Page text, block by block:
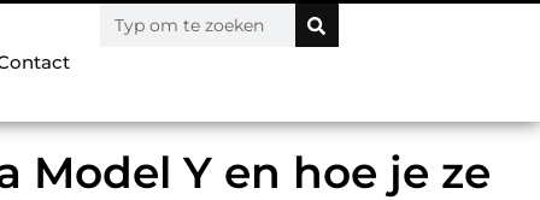
Model Y en hoe je ze